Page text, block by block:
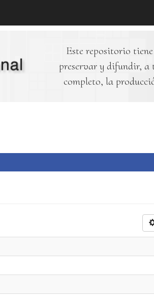
Este repositorio
preservar y difundir, a
completo, la